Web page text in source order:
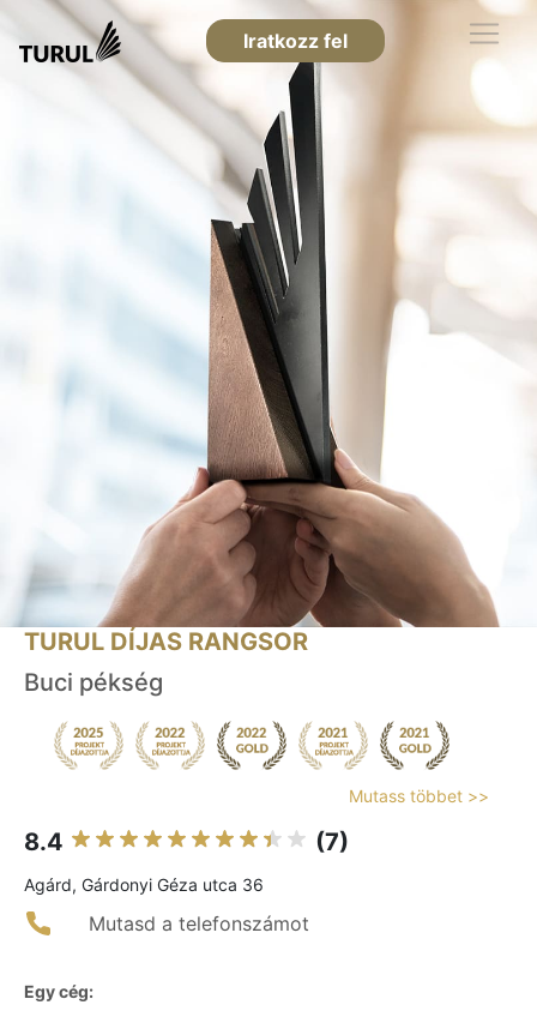
Iratkozz fel
TURUL DÍJAS RANGSOR
Buci pékség
Mutass többet >>
8.4 (7)
Agárd, Gárdonyi Géza utca 36
Mutasd a telefonszámot
Egy cég: